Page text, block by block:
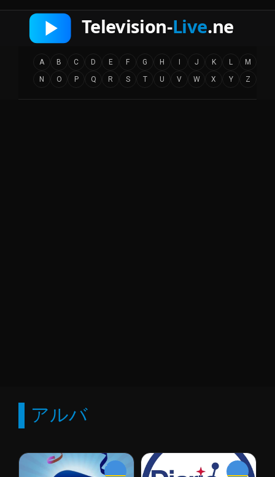
A B C D E F G H J K L
M
N
O P Q R S T U V W X Y Z
アルバ